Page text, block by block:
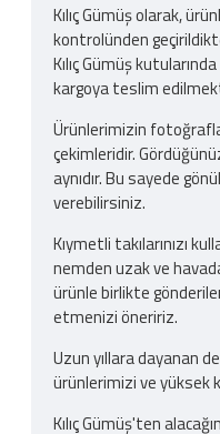
Kılıç Gümüş olarak,
kontrolünden
Kılıç Gümüş
kargoya teslim
Ürünlerimizin
çekimleridir.
aynıdır. Bu sayede
verebilirsiniz.
Kıymetli takılarınızı
nemden uzak ve
ürünle birlikte
etmenizi öneririz.
Uzun yıllara dayanan
ürünlerimizi ve yüksek
Kılıç Gümüş'ten